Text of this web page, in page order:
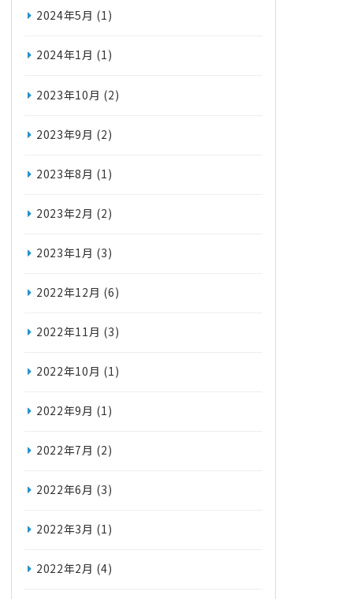
2024年5月 (1)
2024年1月 (1)
2023年10月 (2)
2023年9月 (2)
2023年8月 (1)
2023年2月 (2)
2023年1月 (3)
2022年12月 (6)
2022年11月 (3)
2022年10月 (1)
2022年9月 (1)
2022年7月 (2)
2022年6月 (3)
2022年3月 (1)
2022年2月 (4)